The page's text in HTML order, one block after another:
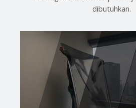
dibutuhkan.